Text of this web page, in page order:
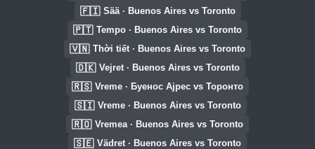
🇫🇮 Sää · Buenos Aires vs Toronto
🇵🇹 Tempo · Buenos Aires vs Toronto
🇻🇳 Thời tiết · Buenos Aires vs Toronto
🇩🇰 Vejret · Buenos Aires vs Toronto
🇷🇸 Vreme · Буенос Ајрес vs Торонто
🇸🇮 Vreme · Buenos Aires vs Toronto
🇷🇴 Vremea · Buenos Aires vs Toronto
🇸🇪 Vädret · Buenos Aires vs Toronto